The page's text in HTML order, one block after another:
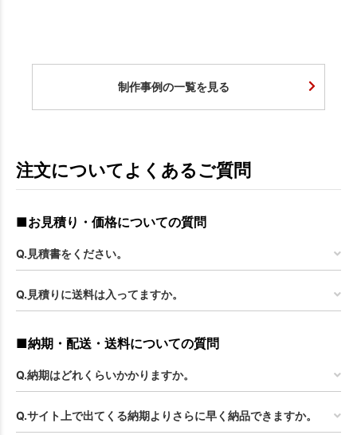
制作事例の一覧を見る
注文についてよくあるご質問
■お見積り・価格についての質問
Q.見積書をください。
Q.見積りに送料は入ってますか。
■納期・配送・送料についての質問
Q.納期はどれくらいかかりますか。
Q.サイト上で出てくる納期よりさらに早く納品できますか。